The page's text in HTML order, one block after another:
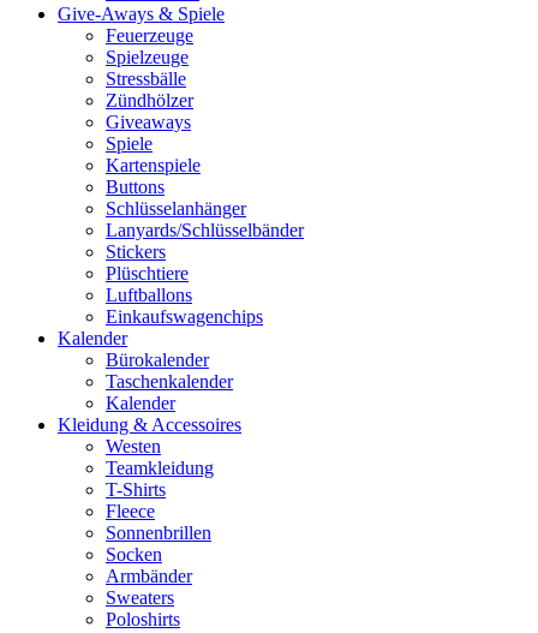
Give-Aways & Spiele
Feuerzeuge
Spielzeuge
Stressbälle
Zündhölzer
Giveaways
Spiele
Kartenspiele
Buttons
Schlüsselanhänger
Lanyards/Schlüsselbänder
Stickers
Plüschtiere
Luftballons
Einkaufswagenchips
Kalender
Bürokalender
Taschenkalender
Kalender
Kleidung & Accessoires
Westen
Teamkleidung
T-Shirts
Fleece
Sonnenbrillen
Socken
Armbänder
Sweaters
Poloshirts